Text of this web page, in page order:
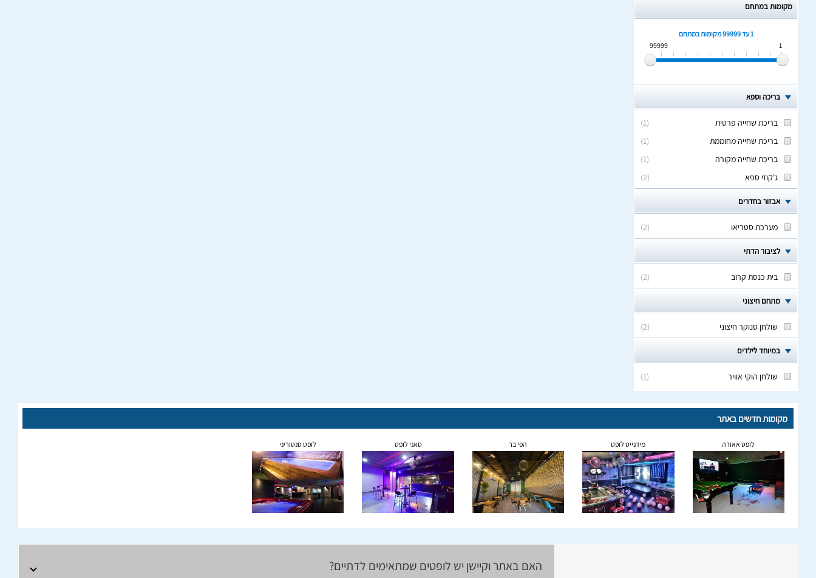
מקומות במתחם
1 עד 99999
מקומות במתחם
1
99999
בריכה וספא
(
1
)
בריכת שחייה פרטית
(
1
)
בריכת שחייה מחוממת
(
1
)
בריכת שחייה מקורה
(
2
) ג'קוזי ספא
אבזור בחדרים
(
2
) מערכת סטריאו
לציבור הדתי
(
2
) בית כנסת קרוב
מתחם חיצוני
(
2
) שולחן סנוקר חיצוני
במיוחד לילדים
(
1
) שולחן הוקי אוויר
מקומות חדשים באתר
לופט אאורה מידנייט לופט הפי בר סאני לופט לופט סנטוריני
האם באתר וקיישן יש לופטים שמתאימים לדתיים?